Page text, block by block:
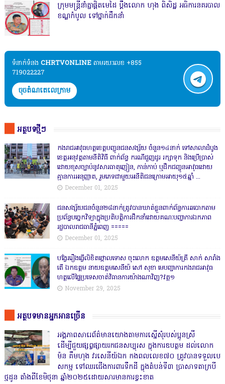
ក្រុមមន្ត្រីនាំគ្នាផ្ដិតមេដៃ ប្ដឹងលោក ហុង ពិសិដ្ឋ អធិការនគរបាល
ខណ្ឌកំបូល ទៅថ្នាក់ដឹកនាំ
ទំនាក់ទំនង​​ CHRTVONLINE តាមរយៈលេខ +855
719022227
ចុចតំណតេលេក្រាម
អត្ថបទថ្មីៗ
កងរាជឣាវុធហត្ថខេត្តបញ្ជូនជនសង្ស័យ ចំនួន១៤នាក់ ទៅសាលាដំបូង
ខេត្តឣនុវត្តតាមនីតិវិធី ពាក់ព័ន្ធ ករណីជួញដូរ រក្សាទុក និងប្រើប្រាស់
ដោយខុសច្បាប់នូវសារធាតុញៀន, កាន់កាប់ ឬដឹកជញ្ជូនអាវុធដោយ
គ្មានការអនុញ្ញាត, រួមភេទជាមួយអនីតិជនក្រោមអាយុ១៥ឆ្នាំ ...
December 01, 2025
ជនសង្ស័យជនចំនួន២៨នាក់ត្រូវបានឃាត់ខ្លួនពាក់ព័ន្ធការឆបោកតាម
ប្រព័ន្ធបច្ចេកវិទ្យាក្នុងប្រតិបត្តិការដឹកនាំដោយគណៈបញ្ជាការឯកភាព
រដ្ឋបាលរាជធានីភ្នំពេញ ‎=====
December 01, 2025
បង្វែររឿងធ្វើលិខិតថ្កោលទោស ចុះលោក ឧត្តមសេនីយ៍ត្រី សាក់ សារាំង
តើ ឯកឧត្តម នាយឧត្តមសេនីយ៍ សៅ សុខា មេបញ្ជាការកងរាជអាវុធ
ហត្ថលើផ្ទៃប្រទេសចាត់វិធានការយ៉ាងណាវិញ?វគ្គ១
November 29, 2025
អត្ថបទមានអ្នកអានច្រើន
អង្គភាពសារេព័ត៌មានយោងតាមការស្នើសុំរបស់ប្អូនស្រី
ដើម្បីជួយផ្សព្វផ្សាយរកជនសប្បុរស ក្នុងការឧបត្ថម ដល់លោក
ម៉ន គឹមហុង វរសេនីយ៍ឯក កងពលលេខ៧០ ត្រូវបានទទួលបេ
សកម្ម ទៅឈរជើងការពារទឹកដី ក្នុងតំបន់ទី៣ ប្រាសាទតាក្របី
ថ្មដូន តាំងពីខែមិថុនា ឆ្នាំ២០២៥ដោយសារមានការខ្វះខាត